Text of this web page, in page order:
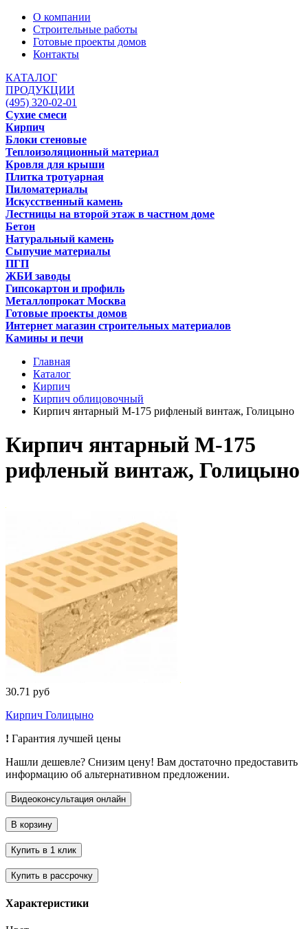
О компании
Строительные работы
Готовые проекты домов
Контакты
КАТАЛОГ
ПРОДУКЦИИ
(495) 320-02-01
Сухие смеси
Кирпич
Блоки стеновые
Теплоизоляционный материал
Кровля для крыши
Плитка тротуарная
Пиломатериалы
Искусственный камень
Лестницы на второй этаж в частном доме
Бетон
Натуральный камень
Сыпучие материалы
ПГП
ЖБИ заводы
Гипсокартон и профиль
Металлопрокат Москва
Готовые проекты домов
Интернет магазин строительных материалов
Камины и печи
Главная
Каталог
Кирпич
Кирпич облицовочный
Кирпич янтарный М-175 рифленый винтаж, Голицыно
Кирпич янтарный М-175
рифленый винтаж, Голицыно
30.71 руб
Кирпич Голицыно
! Гарантия лучшей цены
Нашли дешевле? Снизим цену! Вам достаточно предоставить
информацию об альтернативном предложении.
Характеристики